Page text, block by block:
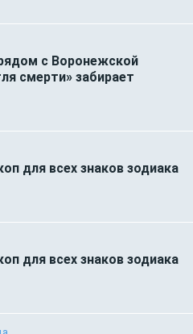
с Воронежской
смерти» забирает
для всех знаков зодиака
для всех знаков зодиака